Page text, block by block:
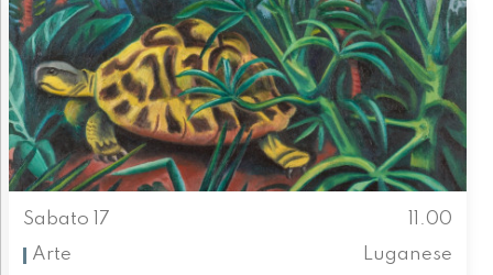
Sabato 17
11.00
Arte
Luganese